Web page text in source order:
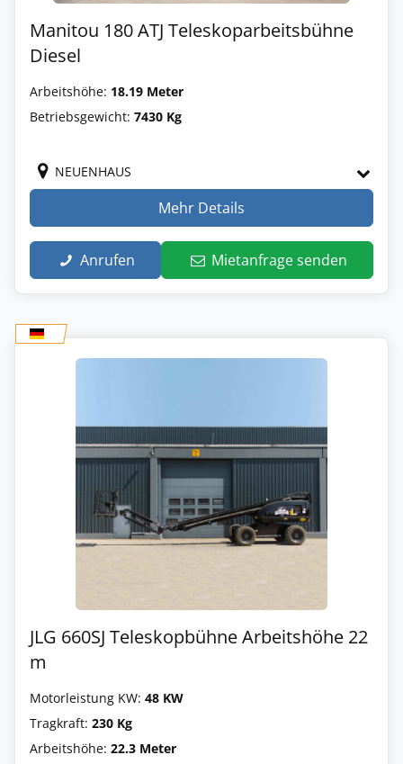
Manitou 180 ATJ Teleskoparbeitsbühne
Diesel
Arbeitshöhe: 18.19 Meter
Betriebsgewicht: 7430 Kg
NEUENHAUS
Mehr Details
Anrufen Mietanfrage senden
JLG 660SJ Teleskopbühne Arbeitshöhe 22
m
Motorleistung KW: 48 KW
Tragkraft: 230 Kg
Arbeitshöhe: 22.3 Meter